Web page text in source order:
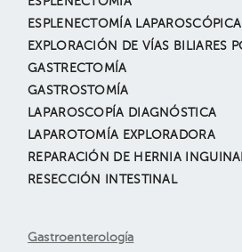
ESPLENECTOMÍA LAPAROSCÓPICA
EXPLORACIÓN DE VÍAS BILIARES
GASTRECTOMÍA
GASTROSTOMÍA
LAPAROSCOPÍA DIAGNÓSTICA
LAPAROTOMÍA EXPLORADORA
REPARACIÓN DE HERNIA
RESECCIÓN INTESTINAL
Gastroenterología